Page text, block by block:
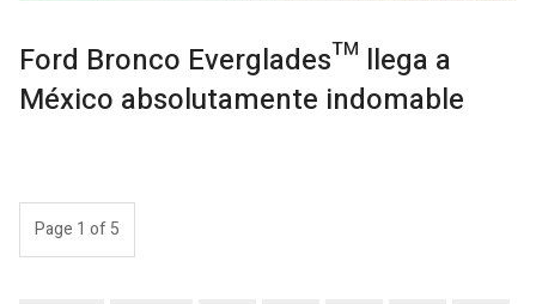
Ford Bronco Everglades™ llega a
México absolutamente indomable
Page 1 of 5